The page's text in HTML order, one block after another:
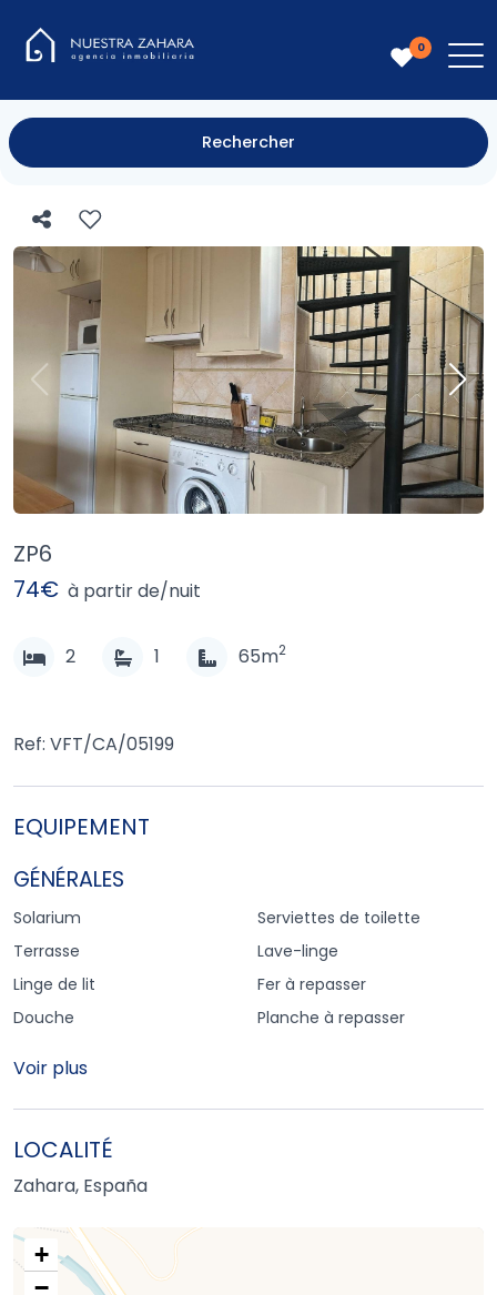
0
Rechercher
ZP6
2 1 65m2
Ref: VFT/CA/05199
EQUIPEMENT
GÉNÉRALES
Solarium
Terrasse
Linge de lit
Douche
Serviettes de toilette
Lave-linge
Fer à repasser
Planche à repasser
Voir plus
74€ à partir de/nuit
LOCALITÉ
Zahara, España
+
−